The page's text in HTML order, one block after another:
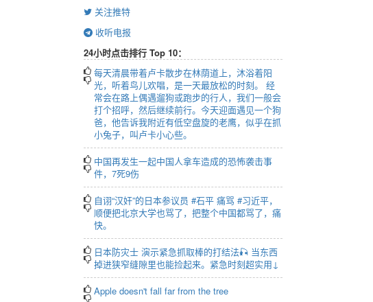
关注推特
收听电报
24小时点击排行 Top 10：
每天清晨带着卢卡散步在林荫道上，沐浴着阳
光，听着鸟儿欢唱，是一天最放松的时刻。 经
常会在路上偶遇遛狗或跑步的行人，我们一般会
打个招呼，然后继续前行。今天迎面遇见一个狗
爸，他告诉我附近有低空盘旋的老鹰，似乎在抓
小兔子，叫卢卡小心些。
中国再发生一起中国人拿车造成的恐怖袭击事
件，7死9伤
自诩“汉奸”的日本参议员 #石平 痛骂 #习近平，
顺便把北京大学也骂了，把整个中国都骂了，痛
快。
日本防灾士 演示紧急抓取棒的打结法🎣 当东西
掉进狭窄缝隙里也能捡起来。紧急时刻超实用↓
Apple doesn't fall far from the tree